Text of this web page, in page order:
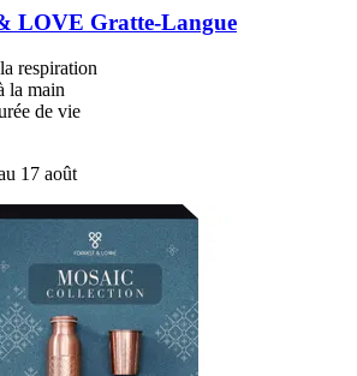
LOVE Gratte-​Langue
respiration
la main
de vie
17 août